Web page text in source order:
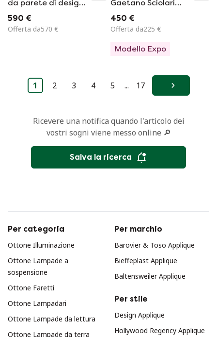
da parete di design
italiano degli anni
'50.
590 €
Offerta da570 €
Gaetano Sciolari
anni 70 vintage
450 €
Offerta da225 €
Modello Expo
1 2 3 4 5 ... 17 Avanti
Ricevere una notifica quando l'articolo dei
vostri sogni viene messo online 🔎
Salva la ricerca
Per categoria
Ottone Illuminazione
Ottone Lampade a
sospensione
Ottone Faretti
Ottone Lampadari
Ottone Lampade da lettura
Ottone Lampade da terra
Per marchio
Barovier & Toso Applique
Bieffeplast Applique
Baltensweiler Applique
Per stile
Design Applique
Hollywood Regency Applique